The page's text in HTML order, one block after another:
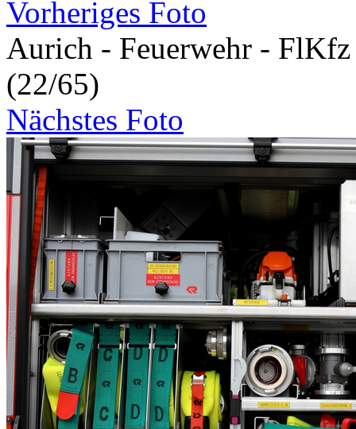
Vorheriges Foto
Aurich - Feuerwehr -
(22/65)
Nächstes Foto